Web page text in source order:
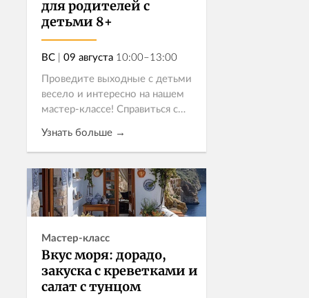
для родителей с
детьми 8+
ВС | 09 августа 10:00–13:00
Проведите выходные с детьми
весело и интересно на нашем
мастер-классе! Справиться с
юным участникам помогут не
только наши профессиональные
повара, но и родители, ведь
стоимос...
Узнать больше →
Записаться
Мастер-класс
Вкус моря: дорадо,
закуска с креветками и
салат с тунцом